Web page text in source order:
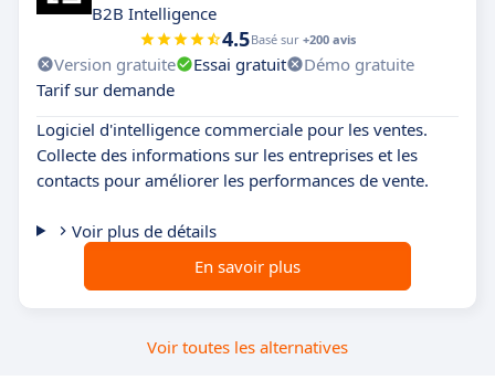
B2B Intelligence
4.5Basé sur +200 avis
Version gratuite Essai gratuit
Démo gratuite
Tarif sur demande
Logiciel d'intelligence commerciale pour les ventes.
Collecte des informations sur les entreprises et les
contacts pour améliorer les performances de vente.
Voir plus de détails
En savoir plus
Voir toutes les alternatives